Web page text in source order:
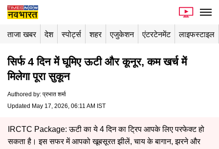
ताजा खबर देश स्पोर्ट्स शहर एजुकेशन एंटरटेनमेंट लाइफस्टाइल
सिर्फ 4 दिन में घूमिए ऊटी और कूनूर, कम खर्च में
मिलेगा पूरा सुकून
Authored by: प्रभात शर्मा
Updated May 17, 2026, 06:11 AM IST
IRCTC Package: ऊटी का ये 4 दिन का ट्रिप आपके लिए परफेक्ट हो
सकता है। इस सफर में आपको खूबसूरत झीलें, चाय के बागान, झरने और